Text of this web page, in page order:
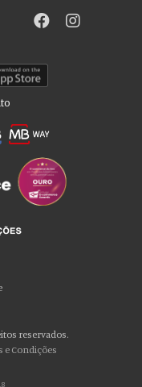
reservados.
e Condições
fornecer recursos
compartilhamos
lo com outras informações
de seus serviços. Você